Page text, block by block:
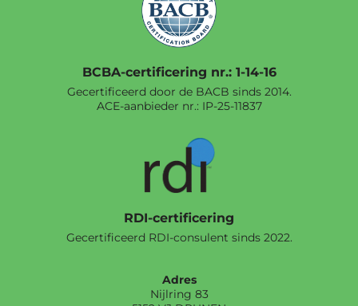
BCBA-certificering nr.: 1-14-16
Gecertificeerd door de BACB sinds 2014.
ACE-aanbieder nr.: IP-25-11837
RDI-certificering
Gecertificeerd RDI-consulent sinds 2022.
Adres
Nijlring 83